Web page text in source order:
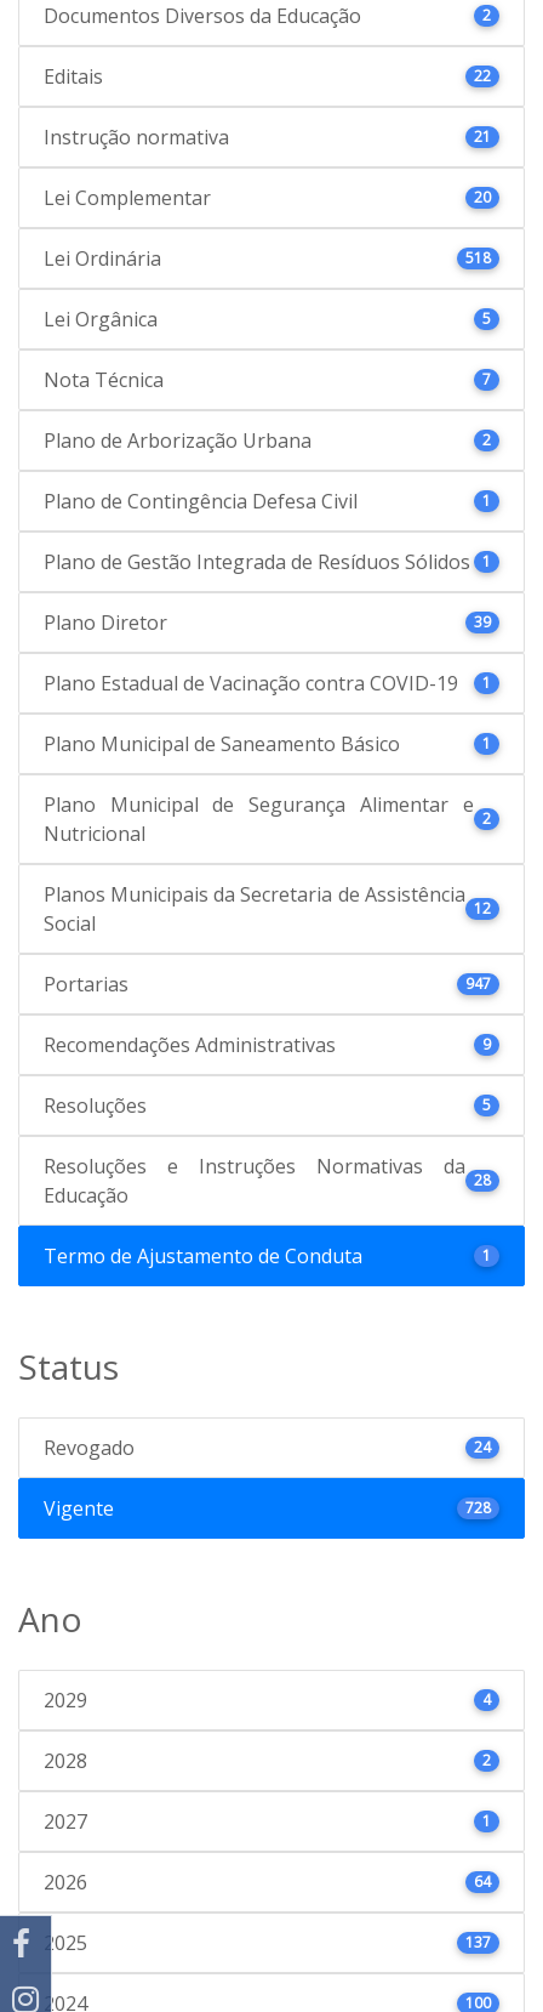
Documentos Diversos da Educação 2
Editais 22
Instrução normativa 21
Lei Complementar 20
Lei Ordinária 518
Lei Orgânica 5
Nota Técnica 7
Plano de Arborização Urbana 2
Plano de Contingência Defesa Civil 1
Plano de Gestão Integrada de Resíduos Sólidos 1
Plano Diretor 39
Plano Estadual de Vacinação contra COVID-19 1
Plano Municipal de Saneamento Básico 1
Plano Municipal de Segurança Alimentar e
Nutricional
2
Planos Municipais da Secretaria de Assistência
Social
12
Portarias 947
Recomendações Administrativas 9
Resoluções 5
Resoluções e Instruções Normativas da
Educação
28
Termo de Ajustamento de Conduta 1
Status
Revogado 24
Vigente 728
Ano
2029 4
2028 2
2027 1
2026 64
2025 137
2024 100